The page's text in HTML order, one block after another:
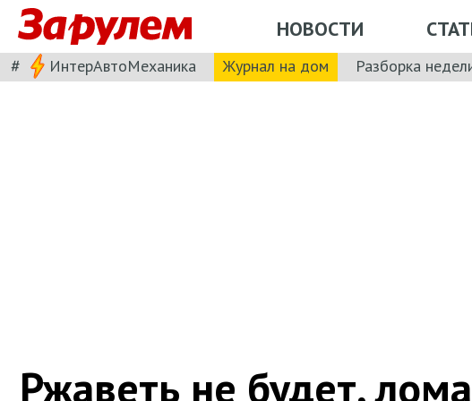
НОВОСТИ
# ИнтерАвтоМеханика Журнал на дом Разборка
Ржаветь не будет,